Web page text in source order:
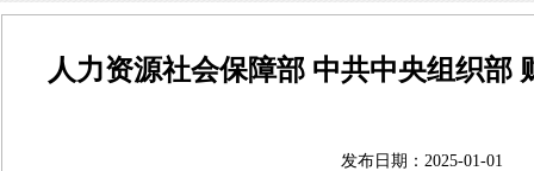
人力资源社会保障部 中共中央组织部
发布日期：2025-